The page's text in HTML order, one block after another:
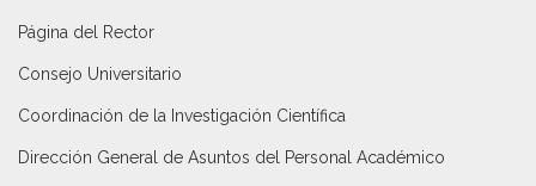
Página del Rector
Consejo Universitario
Coordinación de la Investigación Científica
Dirección General de Asuntos del Personal Académico